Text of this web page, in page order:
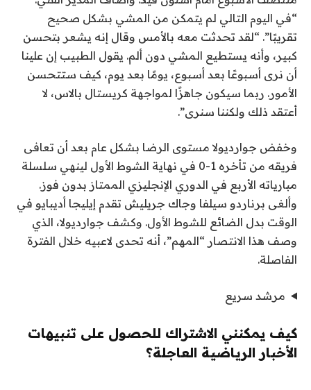
“في اليوم التالي لم يتمكن من المشي بشكل صحيح
تقريبًا”. “لقد تحدثت معه بالأمس وقال إنه يشعر بتحسن
كبير، وأنه يستطيع المشي دون ألم. يقول الطبيب إن علينا
أن نرى أسبوعًا بعد أسبوع، يومًا بعد يوم، كيف ستتحسن
الأمور. ربما سيكون جاهزًا لمواجهة كريستال بالاس، لا
أعتقد ذلك ولكننا سنرى”.
وخفض جوارديولا مستوى الرضا بشكل عام بعد أن تعافى
فريقه من تأخره 1-0 في نهاية الشوط الأول لينهي سلسلة
مبارياته الأربع في الدوري الإنجليزي الممتاز بدون فوز.
وألغى برناردو سيلفا وجاك جريليش تقدم إيليجا أديبايو في
الوقت بدل الضائع للشوط الأول. وكشف جوارديولا، الذي
وصف هذا الانتصار “المهم”، أنه تحدى لاعبيه خلال الفترة
الفاصلة.
مرشد سريع
كيف يمكنني الاشتراك للحصول على تنبيهات
الأخبار الرياضية العاجلة؟